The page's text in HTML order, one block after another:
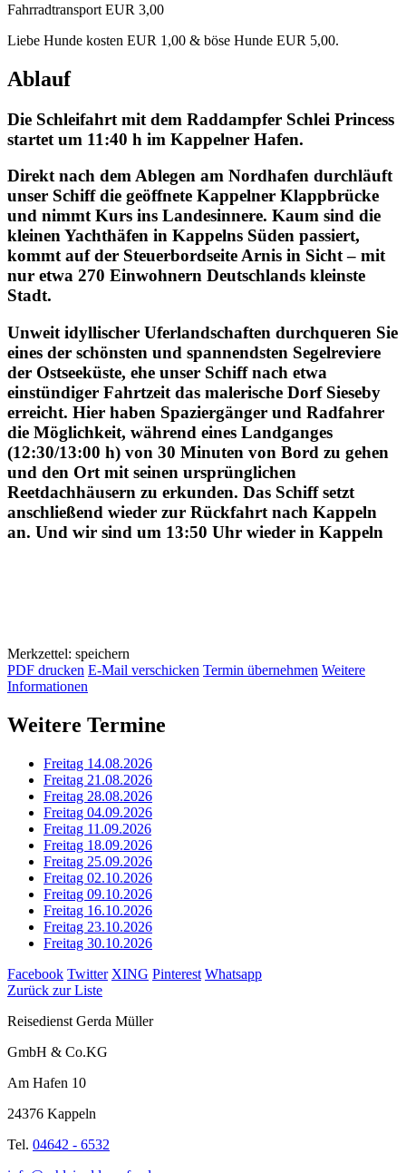
Fahrradtransport EUR 3,00
Liebe Hunde kosten EUR 1,00 & böse Hunde EUR 5,00.
Ablauf
Die Schleifahrt mit dem Raddampfer Schlei Princess
startet um 11:40 h im Kappelner Hafen.
Direkt nach dem Ablegen am Nordhafen durchläuft
unser Schiff die geöffnete Kappelner Klappbrücke
und nimmt Kurs ins Landesinnere. Kaum sind die
kleinen Yachthäfen in Kappelns Süden passiert,
kommt auf der Steuerbordseite Arnis in Sicht – mit
nur etwa 270 Einwohnern Deutschlands kleinste
Stadt.
Unweit idyllischer Uferlandschaften durchqueren Sie
eines der schönsten und spannendsten Segelreviere
der Ostseeküste, ehe unser Schiff nach etwa
einstündiger Fahrtzeit das malerische Dorf Sieseby
erreicht. Hier haben Spaziergänger und Radfahrer
die Möglichkeit, während eines Landganges
(12:30/13:00 h) von 30 Minuten von Bord zu gehen
und den Ort mit seinen ursprünglichen
Reetdachhäusern zu erkunden. Das Schiff setzt
anschließend wieder zur Rückfahrt nach Kappeln
an. Und wir sind um 13:50 Uhr wieder in Kappeln
Merkzettel: speichern
PDF drucken E-Mail verschicken Termin übernehmen Weitere
Informationen
Weitere Termine
Freitag 14.08.2026
Freitag 21.08.2026
Freitag 28.08.2026
Freitag 04.09.2026
Freitag 11.09.2026
Freitag 18.09.2026
Freitag 25.09.2026
Freitag 02.10.2026
Freitag 09.10.2026
Freitag 16.10.2026
Freitag 23.10.2026
Freitag 30.10.2026
Facebook Twitter XING Pinterest Whatsapp
Zurück zur Liste
Reisedienst Gerda Müller
GmbH & Co.KG
Am Hafen 10
24376 Kappeln
Tel. 04642 - 6532